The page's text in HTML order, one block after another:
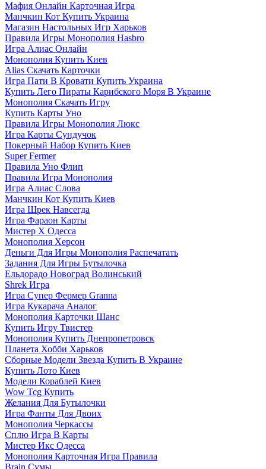
Мафия Онлайн Карточная Игра
Манчкин Кот Купить Украина
Магазин Настольных Игр Харьков
Правила Игры Монополия Hasbro
Игра Алиас Онлайн
Монополия Купить Киев
Alias Скачать Карточки
Игра Пати В Кровати Купить Украина
Купить Лего Пираты Карибского Моря В Украине
Монополия Скачать Игру
Купить Карты Уно
Правила Игры Монополия Люкс
Игра Карты Сундучок
Покерный Набор Купить Киев
Super Fermer
Правила Уно Флип
Правила Игра Монополия
Игра Алиас Слова
Манчкин Кот Купить Киев
Игра Шрек Навсегда
Игра Фараон Карты
Мистер Х Одесса
Монополия Херсон
Деньги Для Игры Монополия Распечатать
Задания Для Игры Бутылочка
Ельдорадо Новоград Волинський
Shrek Игра
Игра Супер Фермер Granna
Игра Кукарача Аналог
Монополия Карточки Шанс
Купить Игру Твистер
Монополия Купить Днепропетровск
Планета Хобби Харьков
Сборные Модели Звезда Купить В Украине
Купить Лото Киев
Модели Кораблей Киев
Wow Tcg Купить
Желания Для Бутылочки
Игра Фанты Для Двоих
Монополия Черкассы
Сплю Игра В Карты
Мистер Икс Одесса
Монополия Карточная Игра Правила
Brain Сумы